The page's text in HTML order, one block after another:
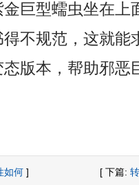
巨型蠕虫坐在上
不规范，这就能
版本，帮助邪恶
如何 ] [ 下篇: